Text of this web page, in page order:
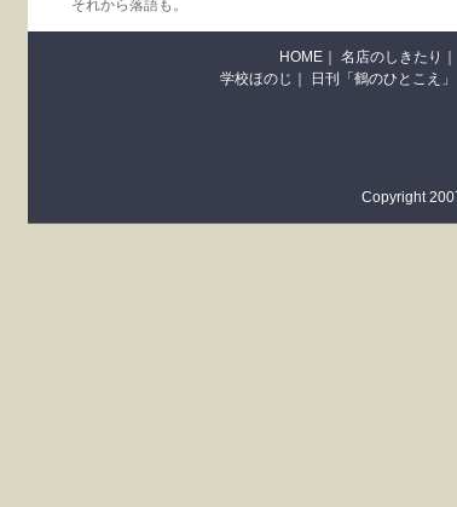
それから落語も。
HOME 名店のしきたり
学校ほのじ
日刊「鶴のひとこえ」
Copyright